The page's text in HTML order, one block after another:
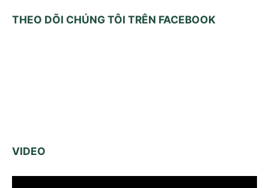
THEO DÕI CHÚNG TÔI TRÊN FACEBOOK
VIDEO